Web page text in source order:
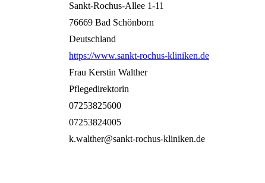
Sankt-Rochus-Allee 1-11
76669 Bad Schönborn
Deutschland
https://www.sankt-rochus-kliniken.de
Frau Kerstin Walther
Pflegedirektorin
07253825600
07253824005
k.walther@sankt-rochus-kliniken.de